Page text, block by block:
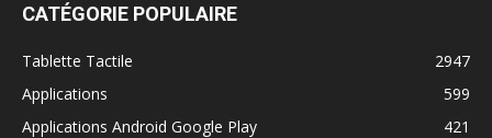
CATÉGORIE POPULAIRE
Tablette Tactile
2947
Applications
599
Applications Android Google Play
421